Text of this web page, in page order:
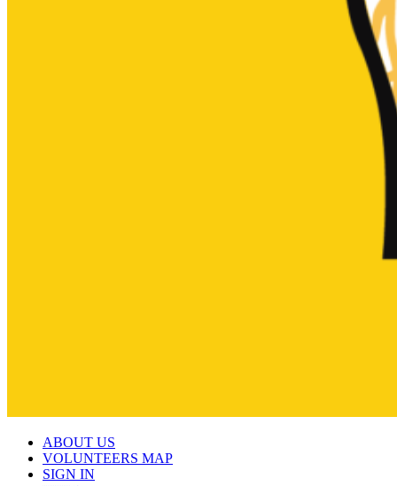
ABOUT US
VOLUNTEERS MAP
SIGN IN